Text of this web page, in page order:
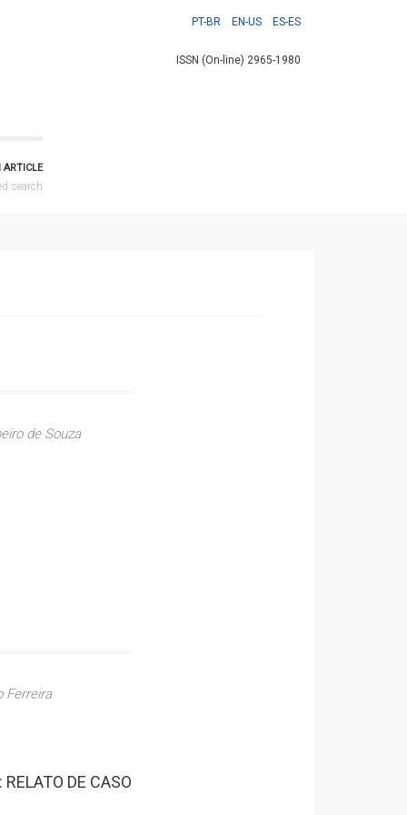
PT-BR EN-US ES-ES
ISSN (On-line) 2965-1980
ARTICLE
search
de Souza
Ferreira
DE CASO